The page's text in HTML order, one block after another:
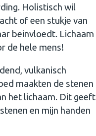
Holistisch wil
of een stukje van
beinvloedt. Lichaam
de hele mens!
vulkanisch
maakten de stenen
het lichaam. Dit geeft
en mijn handen